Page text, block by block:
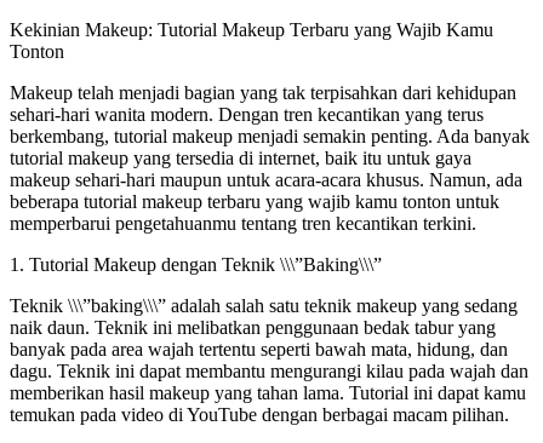
Kekinian Makeup: Tutorial Makeup Terbaru yang Wajib Kamu
Tonton
Makeup telah menjadi bagian yang tak terpisahkan dari kehidupan
sehari-hari wanita modern. Dengan tren kecantikan yang terus
berkembang, tutorial makeup menjadi semakin penting. Ada banyak
tutorial makeup yang tersedia di internet, baik itu untuk gaya
makeup sehari-hari maupun untuk acara-acara khusus. Namun, ada
beberapa tutorial makeup terbaru yang wajib kamu tonton untuk
memperbarui pengetahuanmu tentang tren kecantikan terkini.
1. Tutorial Makeup dengan Teknik \\\”Baking\\\”
Teknik \\\”baking\\\” adalah salah satu teknik makeup yang sedang
naik daun. Teknik ini melibatkan penggunaan bedak tabur yang
banyak pada area wajah tertentu seperti bawah mata, hidung, dan
dagu. Teknik ini dapat membantu mengurangi kilau pada wajah dan
memberikan hasil makeup yang tahan lama. Tutorial ini dapat kamu
temukan pada video di YouTube dengan berbagai macam pilihan.